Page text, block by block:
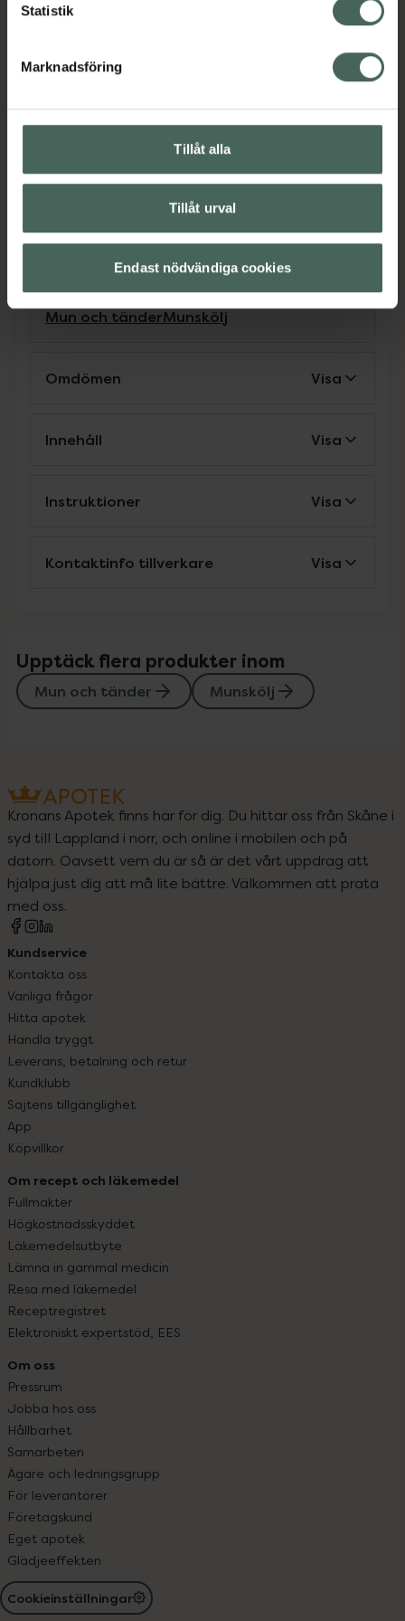
Statistik
Marknadsföring
Tillåt alla
Tillåt urval
Endast nödvändiga cookies
svensk tandvård och bär
Produkten är tillverkad i Sverige och flaskan
FLUX erbjuder fluoridskölj i många olika
smaker - vilken är din favorit? Du kan bara
FLUXA med FLUX.
Mun och tänderMunskölj
Omdömen Visa
Innehåll Visa
Instruktioner Visa
Kontaktinfo tillverkare Visa
Upptäck flera produkter inom
Mun och tänder Munskölj
Kronans Apotek finns här för dig. Du hittar oss från Skåne i
syd till Lappland i norr, och online i mobilen och på
datorn. Oavsett vem du är så är det vårt uppdrag att
hjälpa just dig att må lite bättre. Välkommen att prata
med oss.
Kundservice
Kontakta oss
Vanliga frågor
Hitta apotek
Handla tryggt
Leverans, betalning och retur
Kundklubb
Sajtens tillgänglighet
App
Köpvillkor
Om recept och läkemedel
Fullmakter
Högkostnadsskyddet
Läkemedelsutbyte
Lämna in gammal medicin
Resa med läkemedel
Receptregistret
Elektroniskt expertstöd, EES
Om oss
Pressrum
Jobba hos oss
Hållbarhet
Samarbeten
Ägare och ledningsgrupp
För leverantörer
Företagskund
Eget apotek
Glädjeeffekten
Cookieinställningar